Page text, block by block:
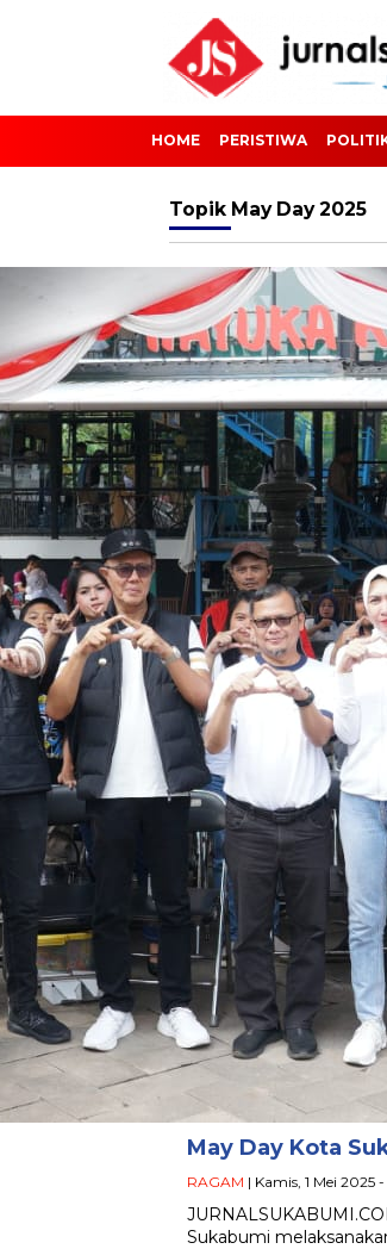
HOME PERISTIWA
Topik May Day 2025
May Day Kota
RAGAM | Kamis, 1 Mei 2025 -
Sukabumi